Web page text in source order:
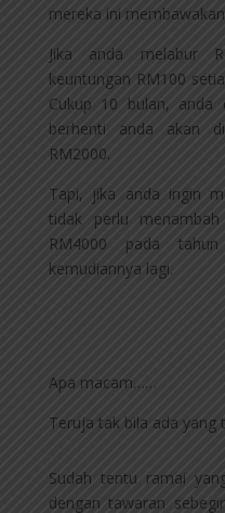
mereka ini
Jika anda melabur
keuntungan RM100
Cukup 10 bulan, anda
berhenti anda akan
RM2000.
Tapi, jika anda ingin
tidak perlu
RM4000 pada
kemudiannya lagi.
Apa macam……
Teruja tak bila ada yang
Sudah tentu ramai
dengan tawaran